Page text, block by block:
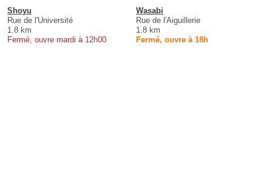
Shoyu
Rue de l'Université
1.8 km
Fermé, ouvre mardi à 12h00
Wasabi
Rue de l'Aiguillerie
1.8 km
Fermé, ouvre à 18h